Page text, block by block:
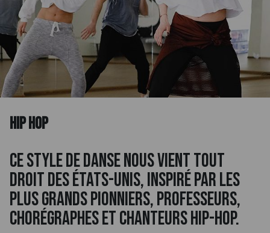
HIP HOP
Ce style de danse nous vient tout
droit des états-unis, inspiré par les
plus grands pionniers, professeurs,
chorégraphes et chanteurs hip-hop.